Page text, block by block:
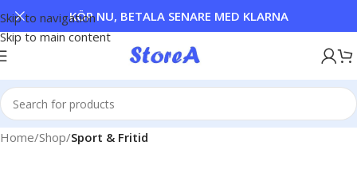
Skip to navigation
Skip to main content
KÖP NU, BETALA SENARE MED KLARNA
Home Shop Sport & Fritid